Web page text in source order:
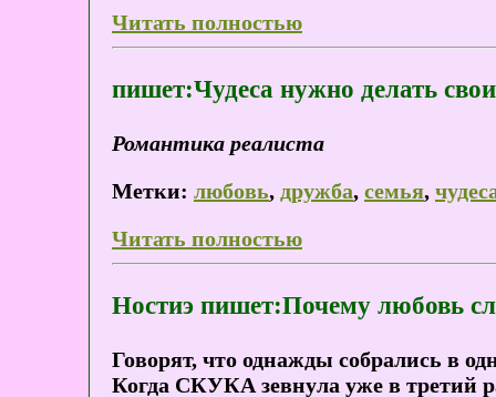
Читать полностью
пишет:Чудеса нужно делать
Романтика реалиста
Метки: любовь, дружба, семья,
Читать полностью
Ностиэ пишет:Почему любовь
Говорят, что однажды собрались в
Когда СКУКА зевнула уже в